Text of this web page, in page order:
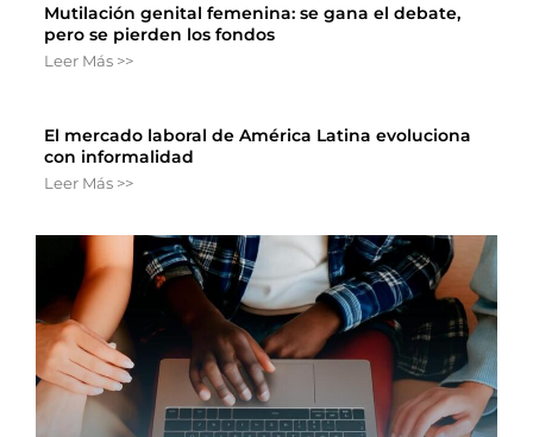
Mutilación genital femenina: se gana el debate,
pero se pierden los fondos
Leer Más >>
El mercado laboral de América Latina evoluciona
con informalidad
Leer Más >>